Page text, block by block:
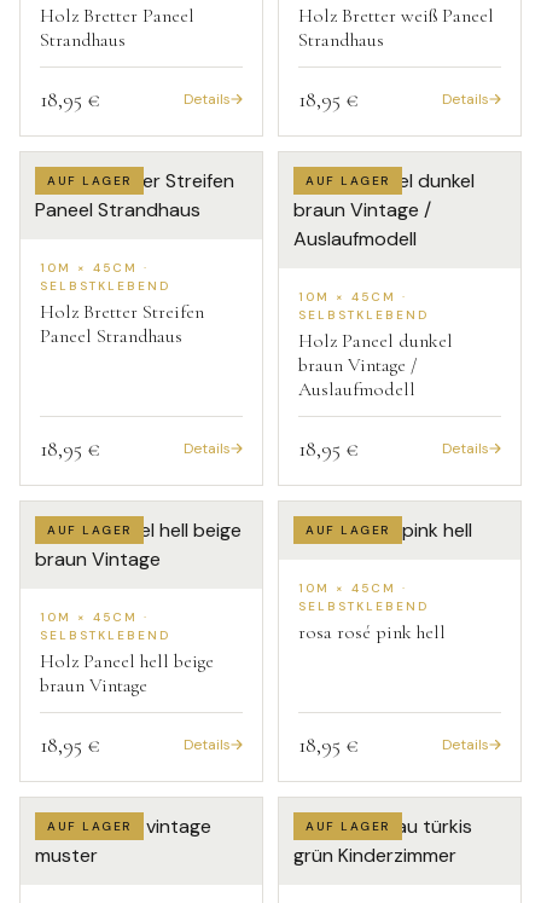
Holz Bretter Paneel
Strandhaus
18,95 € Details
Holz Bretter weiß Paneel
Strandhaus
18,95 € Details
AUF LAGER
10M × 45CM ·
SELBSTKLEBEND
Holz Bretter Streifen
Paneel Strandhaus
18,95 € Details
AUF LAGER
10M × 45CM ·
SELBSTKLEBEND
Holz Paneel dunkel
braun Vintage /
Auslaufmodell
18,95 € Details
AUF LAGER
10M × 45CM ·
SELBSTKLEBEND
Holz Paneel hell beige
braun Vintage
18,95 € Details
AUF LAGER
10M × 45CM ·
SELBSTKLEBEND
rosa rosé pink hell
18,95 € Details
AUF LAGER AUF LAGER